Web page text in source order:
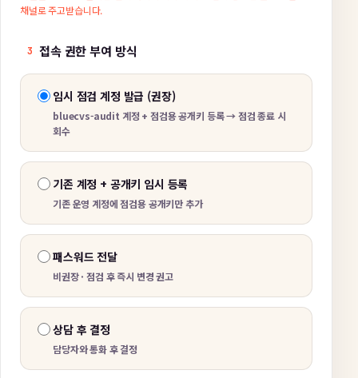
채널로 주고받습니다.
3 접속 권한 부여 방식
임시 점검 계정 발급 (권장)
bluecvs-audit 계정 + 점검용 공개키 등록 → 점검 종료 시
회수
기존 계정 + 공개키 임시 등록
기존 운영 계정에 점검용 공개키만 추가
패스워드 전달
비권장 · 점검 후 즉시 변경 권고
상담 후 결정
담당자와 통화 후 결정